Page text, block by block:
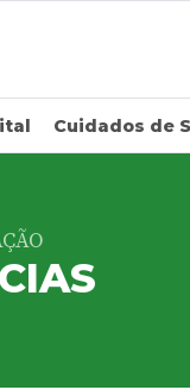
Cuidados de